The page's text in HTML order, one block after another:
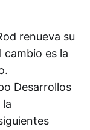
renueva su
es la
Desarrollos